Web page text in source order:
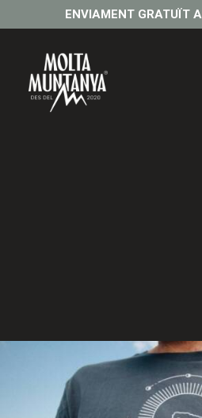
ENVIAMENT GRATUÏT